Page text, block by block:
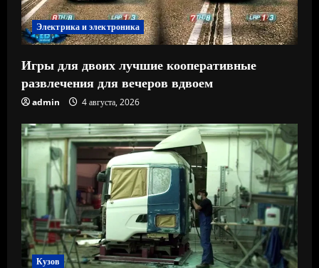
Электрика и электроника
Игры для двоих лучшие кооперативные
развлечения для вечеров вдвоем
admin 4 августа, 2026
Кузов